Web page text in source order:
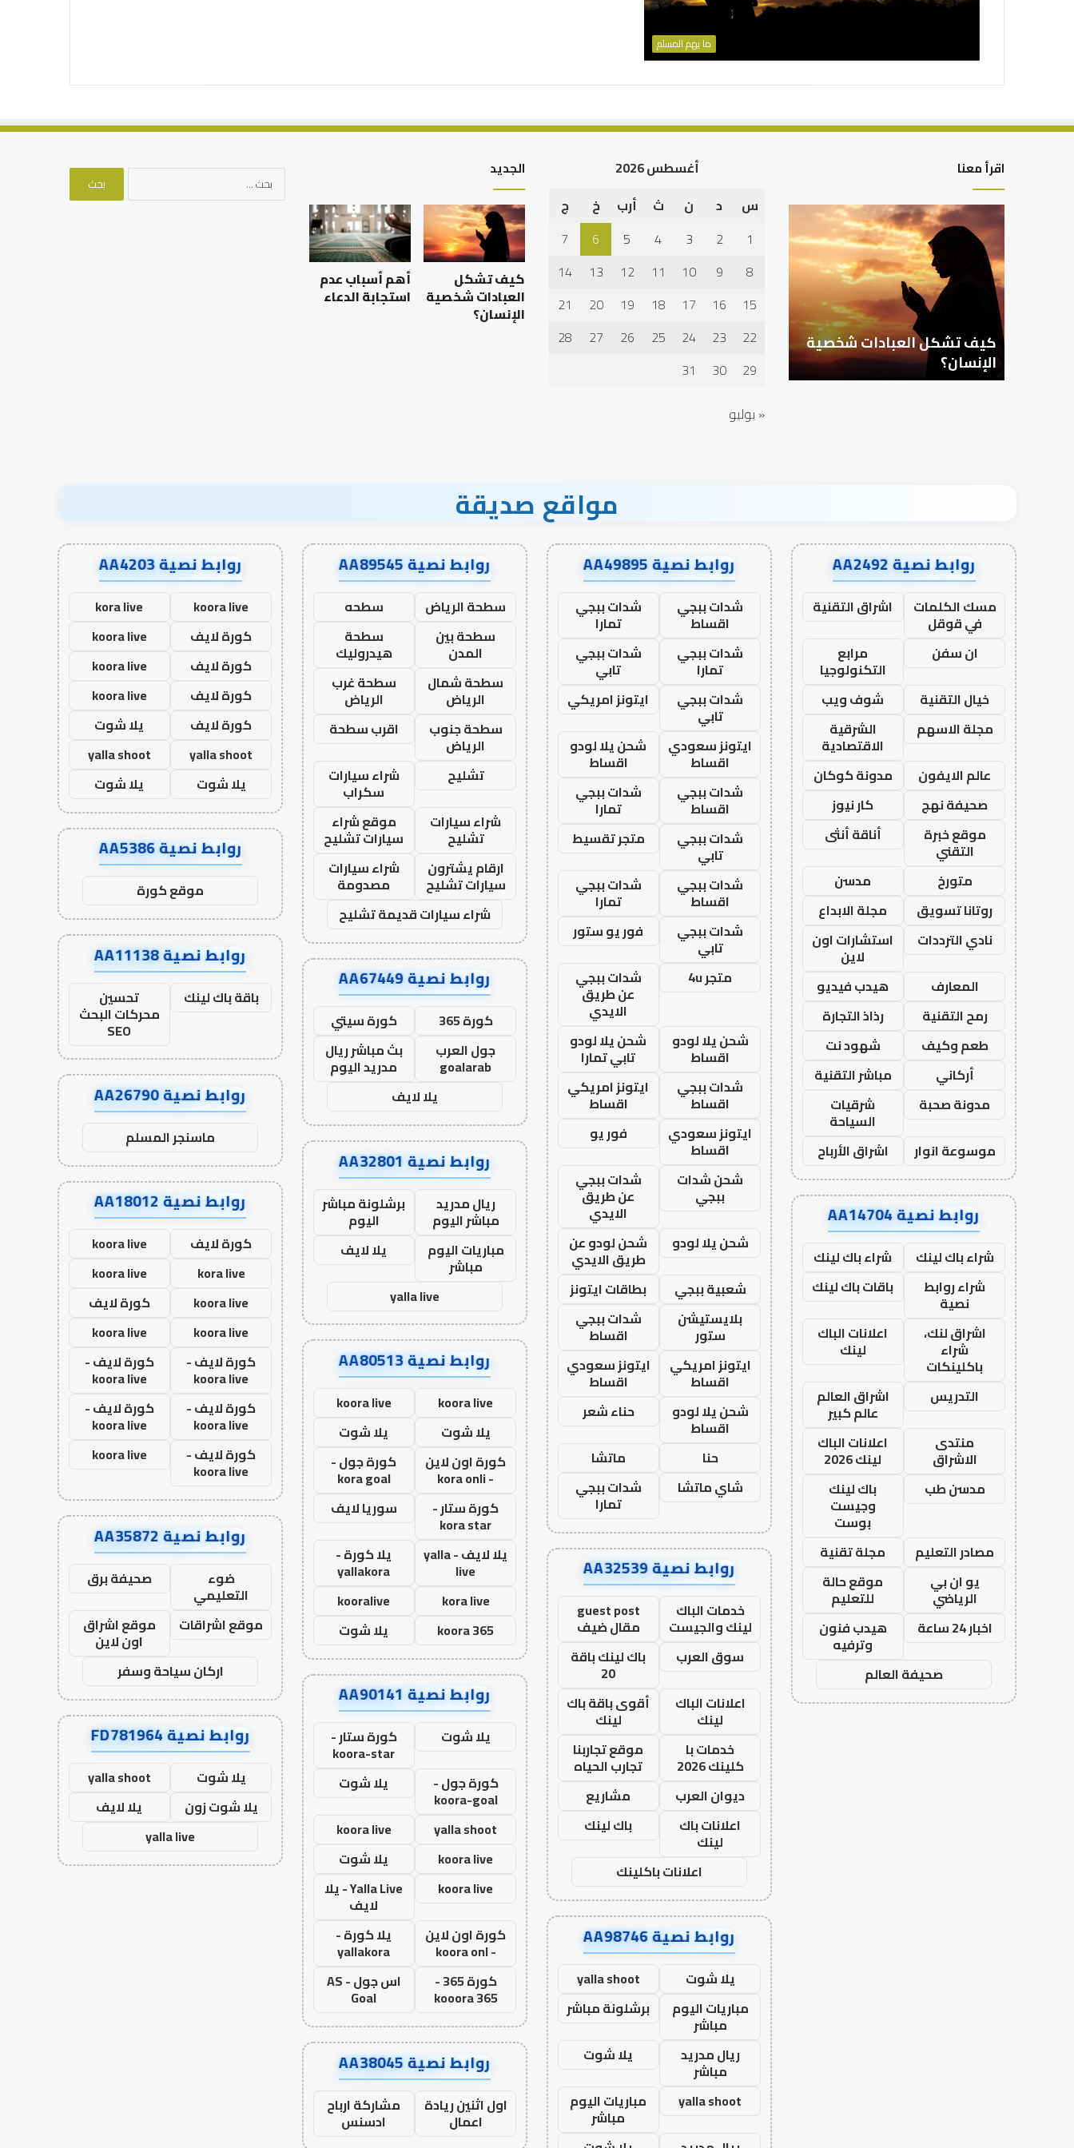
ما يهم المسلم
اقرأ معنا
كيف
تشكل
العبادات
شخصية
الإنسان؟
كيف تشكل العبادات شخصية
الإنسان؟
أغسطس 2026
س
د ن ث أرب خ
ج
1
2
3
4
5
6
7
8
9
10
11
12
13
14
15
16
17
18
19
20
21
22
23
24
25
26
27
28
29
30
31
« يوليو
الجديد
كيف تشكل
العبادات شخصية
الإنسان؟
أهم أسباب عدم
استجابة الدعاء
البحث
مواقع صديقة
روابط نصية AA2492
مسك الكلمات
في قوقل
اشراق التقنية
ان سفن
مرابع
التكنولوجيا
خيال التقنية
شوف ويب
مجلة الاسهم
الشرقية
الاقتصادية
عالم الايفون
مدونة كوكان
صحيفة نهج
كار نيوز
موقع خبرة
التقني
أناقة أنثى
متورخ
مدسن
روتانا تسويق
مجلة الابداع
نادي الترددات
استشارات اون
لاين
المعارف
هيدب فيديو
رمح التقنية
رذاذ التجارة
طعم وكيف
شهود نت
أركاني
مباشر التقنية
مدونة صحبة
شرقيات
السياحة
موسوعة انوار
اشراق الأرباح
روابط نصية AA14704
شراء باك لينك
شراء باك لينك
شراء روابط
نصية
باقات باك لينك
اشراق لنك،
شراء
باكلينكات
اعلانات الباك
لينك
التدريس
اشراق العالم
عالم كبير
منتدى
الاشراق
اعلانات الباك
لينك 2026
مدسن طب
باك لينك
وجيست
بوست
مصادر التعليم
مجلة تقنية
يو ان بي
الرياضي
موقع حالة
للتعليم
اخبار 24 ساعة
هيدب فنون
وترفيه
صحيفة العالم
روابط نصية AA49895
شدات ببجي
اقساط
شدات ببجي
تمارا
شدات ببجي
تمارا
شدات ببجي
تابي
شدات ببجي
تابي
ايتونز امريكي
ايتونز سعودي
اقساط
شحن يلا لودو
اقساط
شدات ببجي
اقساط
شدات ببجي
تمارا
شدات ببجي
تابي
متجر تقسيط
شدات ببجي
اقساط
شدات ببجي
تمارا
شدات ببجي
تابي
فور يو ستور
متجر 4u
شدات ببجي
عن طريق
الايدي
شحن يلا لودو
اقساط
شحن يلا لودو
تابي تمارا
شدات ببجي
اقساط
ايتونز امريكي
اقساط
ايتونز سعودي
اقساط
فور يو
شحن شدات
ببجي
شدات ببجي
عن طريق
الايدي
شحن يلا لودو
شحن لودو عن
طريق الايدي
شعبية ببجي
بطاقات ايتونز
بلايستيشن
ستور
شدات ببجي
اقساط
ايتونز امريكي
اقساط
ايتونز سعودي
اقساط
شحن يلا لودو
اقساط
حناء شعر
حنا
ماتشا
شاي ماتشا
شدات ببجي
تمارا
روابط نصية AA32539
خدمات الباك
لينك والجيست
guest post
مقال ضيف
سوق العرب
باك لينك باقة
20
اعلانات الباك
لينك
أقوى باقة باك
لينك
خدمات با
كلينك 2026
موقع تجاربنا
تجارب الحياه
ديوان العرب
مشاريع
اعلانات باك
لينك
باك لينك
اعلانات باكلينك
روابط نصية AA98746
يلا شوت
yalla shoot
مباريات اليوم
مباشر
برشلونة مباشر
ريال مدريد
مباشر
يلا شوت
yalla shoot
مباريات اليوم
مباشر
روابط نصية AA89545
سطحة الرياض
سطحه
سطحة بين
المدن
سطحة
هيدروليك
سطحة شمال
الرياض
سطحة غرب
الرياض
سطحة جنوب
الرياض
اقرب سطحة
تشليح
شراء سيارات
سكراب
شراء سيارات
تشليح
موقع شراء
سيارات تشليح
ارقام يشترون
سيارات تشليح
شراء سيارات
مصدومة
شراء سيارات قديمة تشليح
روابط نصية AA67449
كورة 365
كورة سيتي
جول العرب
goalarab
بث مباشر ريال
مدريد اليوم
يلا لايف
روابط نصية AA32801
ريال مدريد
مباشر اليوم
برشلونة مباشر
اليوم
مباريات اليوم
مباشر
يلا لايف
yalla live
روابط نصية AA80513
koora live
koora live
يلا شوت
يلا شوت
كورة اون لاين
- kora onli
كورة جول -
kora goal
كورة ستار -
kora star
سوريا لايف
يلا لايف - yalla
live
يلا كورة -
yallakora
kora live
kooralive
koora 365
يلا شوت
روابط نصية AA90141
يلا شوت كورة ستار -
koora-star
كورة جول -
koora-goal
يلا شوت
yalla shoot
koora live
koora live
يلا شوت
koora live
Yalla Live - يلا
لايف
كورة اون لاين
- koora onl
يلا كورة -
yallakora
كورة 365 -
kooora 365
اس جول - AS
Goal
روابط نصية AA38045
اول اثنين ريادة
اعمال
مشاركة ارباح
ادسنس
روابط نصية AA4203
koora live
kora live
كورة لايف
koora live
كورة لايف
koora live
كورة لايف
koora live
كورة لايف
يلا شوت
yalla shoot
yalla shoot
يلا شوت
يلا شوت
روابط نصية AA5386
موقع كورة
روابط نصية AA11138
باقة باك لينك تحسين
محركات البحث
SEO
روابط نصية AA26790
ماسنجر المسلم
روابط نصية AA18012
كورة لايف
koora live
kora live
koora live
koora live
كورة لايف
koora live
koora live
كورة لايف -
koora live
كورة لايف -
koora live
كورة لايف -
koora live
كورة لايف -
koora live
كورة لايف -
koora live
koora live
روابط نصية AA35872
ضوء
التعليمي
صحيفة برق
موقع اشراقات
موقع اشراق
اون لاين
اركان سياحة وسفر
روابط نصية FD781964
يلا شوت
yalla shoot
يلا شوت زون
يلا لايف
yalla live